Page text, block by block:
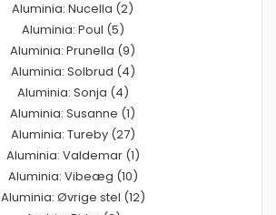
Aluminia: Nucella (2)
Aluminia: Poul (5)
Aluminia: Prunella (9)
Aluminia: Solbrud (4)
Aluminia: Sonja (4)
Aluminia: Susanne (1)
Aluminia: Tureby (27)
Aluminia: Valdemar (1)
Aluminia: Vibeæg (10)
Aluminia: Øvrige stel (12)